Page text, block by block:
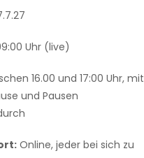
Uhr (live)
16.00 und 17:00 Uhr, mit
und Pausen
Online, jeder bei sich zu